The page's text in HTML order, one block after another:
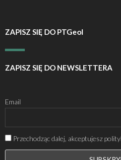
ZAPISZ SIĘ DO PTGeol
ZAPISZ SIĘ DO NEWSLETTERA
Email
Przechodząc dalej, akceptujesz